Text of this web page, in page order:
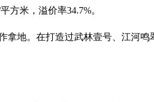
方米，溢价率34.7%。
地。在打造过武林壹号、江河鸣